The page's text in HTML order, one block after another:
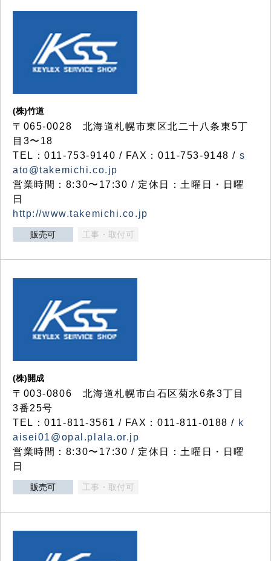
(株)竹道
〒065-0028 北海道札幌市東区北二十八条東5丁
目3〜18
TEL：011-753-9140 / FAX：011-753-9148 / s
ato@takemichi.co.jp
営業時間：8:30〜17:30 / 定休日：土曜日・日曜
日
http://www.takemichi.co.jp
販売可 工事・取付可
(株)開成
〒003-0806 北海道札幌市白石区菊水6条3丁目
3番25号
TEL：011-811-3561 / FAX：011-811-0188 / k
aisei01@opal.plala.or.jp
営業時間：8:30〜17:30 / 定休日：土曜日・日曜
日
販売可 工事・取付可